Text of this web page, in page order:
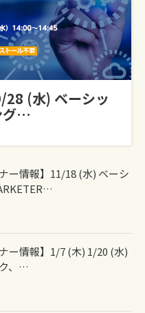
28 (水) ベーシッ
グ…
ナー情報】11/18 (水) ベーシ
ナー情報】1/7 (木) 1/20 (水)
、…